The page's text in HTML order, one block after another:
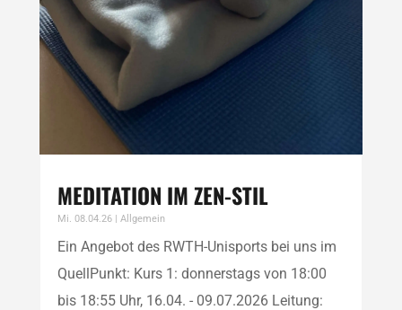
MEDITATION IM ZEN-STIL
Mi. 08.04.26| Allgemein
Ein Angebot des RWTH-Unisports bei uns im
QuellPunkt: Kurs 1: donnerstags von 18:00
bis 18:55 Uhr, 16.04. - 09.07.2026 Leitung: